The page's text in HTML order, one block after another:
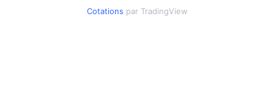
Cotations par TradingView